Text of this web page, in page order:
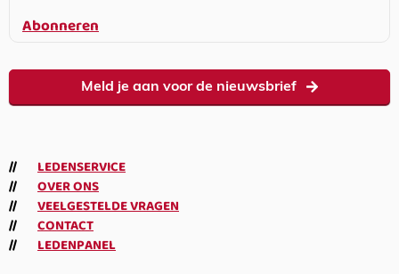
Abonneren
Meld je aan voor de nieuwsbrief
LEDENSERVICE
OVER ONS
VEELGESTELDE VRAGEN
CONTACT
LEDENPANEL